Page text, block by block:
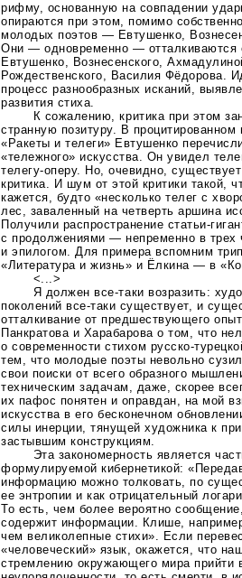
рифму, основанную на совпадении
опираются при этом, помимо
молодых поэтов — Евтушенко,
Они — одновременно — отталкиваются
Евтушенко, Вознесенского,
Рождественского, Василия Фёдорова.
процесс разнообразных исканий,
развития стиха.
К сожалению, критика при этом
странную позитуру. В
«Ракеты и телеги» Евтушенко
«тележного» искусства. Он увидел
телегу-оперу. Но, очевидно,
критика. И шум от этой критики такой,
кажется, будто «несколько телег с
лес, заваленный на четверть аршина
Получили распространение статьи-
с продолжениями — непременно в трех
и эпилогом. Для примера вспомним
«Литература и жизнь» и Ёлкина — в
<...>
Я долженвсе-таки возразить:
поколенийвсе-таки существует, и
отталкивание от предшествующего
Панкратова и Харабарова о том, что
о современности стихом русско-
тем, что молодые поэты невольно
свои поиски от всего образного
техническим задачам, даже, скорее
их пафос понятен и оправдан, на мой
искусства в его бесконечном
силы инерции, тянущей художника к
застывшим конструкциям.
Эта закономерность является
формулируемой кибернетикой:
информацию можно толковать, по
ее энтропии и как отрицательный
То есть, чем более вероятно
содержит информации. Клише,
чем великолепные стихи». Если
«человеческий» язык, окажется, что
стремлению окружающего мира прийти